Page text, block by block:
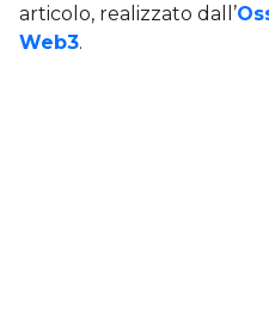
articolo, realizzato dall’
Web3.